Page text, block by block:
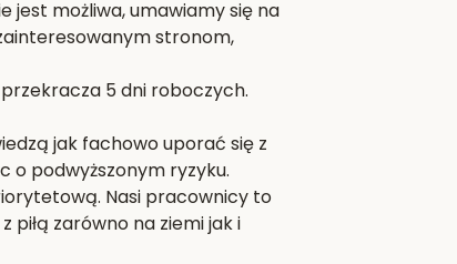
jest możliwa, umawiamy się na
stronom,
5 dni roboczych.
jak fachowo uporać się z
o podwyższonym ryzyku.
Nasi pracownicy to
piłą zarówno na ziemi jak i